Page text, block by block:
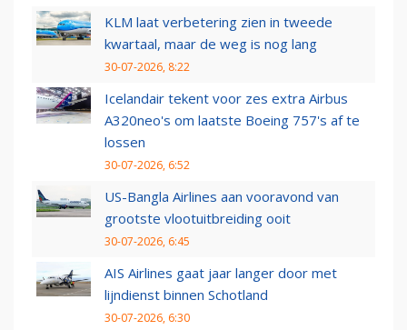
KLM laat verbetering zien in tweede
kwartaal, maar de weg is nog lang
30-07-2026, 8:22
Icelandair tekent voor zes extra Airbus
A320neo's om laatste Boeing 757's af te
lossen
30-07-2026, 6:52
US-Bangla Airlines aan vooravond van
grootste vlootuitbreiding ooit
30-07-2026, 6:45
AIS Airlines gaat jaar langer door met
lijndienst binnen Schotland
30-07-2026, 6:30